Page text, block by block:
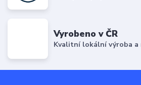
Vyrobeno v ČR
Kvalitní lokální výroba a